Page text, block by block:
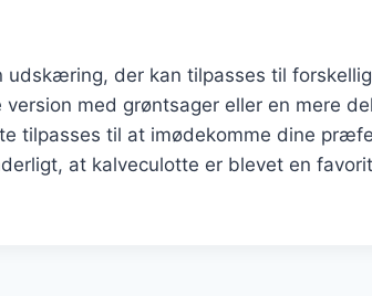
udskæring, der kan tilpasses til
med grøntsager eller en mere
tilpasses til at imødekomme dine
at kalveculotte er blevet en